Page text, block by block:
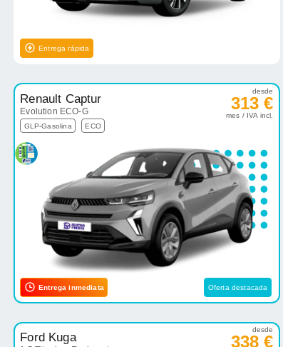
Entrega rápida
Renault Captur
Evolution ECO-G
GLP-Gasolina ECO
desde
313 €
mes / IVA incl.
Entrega inmediata Oferta destacada
Ford Kuga
desde
338 €